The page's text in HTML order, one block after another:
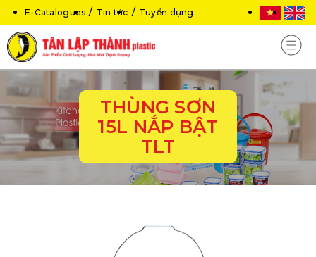
E-Catalogues Tin tức Tuyển dụng
THÙNG SƠN
15L NẮP BẬT
TLT